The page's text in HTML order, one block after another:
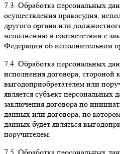
7.3. Обработка персональных
осуществления правосудия,
другого органа или
исполнению в соответствии с
Федерации об исполнительном
7.4. Обработка персональных
исполнения договора, стороной
выгодоприобретателем или
является субъект персональных
заключения договора по
данных или договора, по
данных будет являться
поручителем.